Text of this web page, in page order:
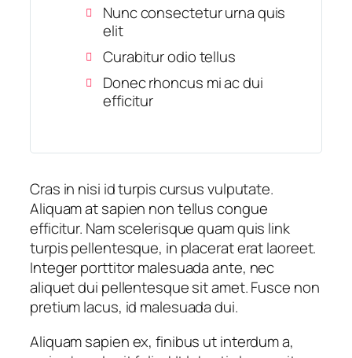
Nunc consectetur urna quis
elit
Curabitur odio tellus
Donec rhoncus mi ac dui
efficitur
Cras in nisi id turpis cursus vulputate.
Aliquam at sapien non tellus congue
efficitur. Nam scelerisque quam quis link
turpis pellentesque, in placerat erat laoreet.
Integer porttitor malesuada ante, nec
aliquet dui pellentesque sit amet. Fusce non
pretium lacus, id malesuada dui.
Aliquam sapien ex, finibus ut interdum a,